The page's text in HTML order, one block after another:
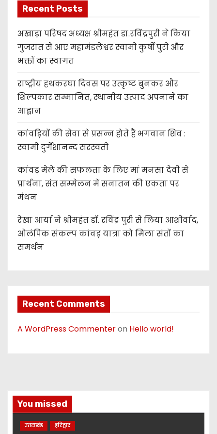
Recent Posts
अखाड़ा परिषद अध्यक्ष श्रीमहंत डा.रविंद्रपुरी ने किया
गुजरात से आए महामंडलेश्वर स्वामी कुर्षी पुरी और
भक्तों का स्वागत
राष्ट्रीय हथकरघा दिवस पर उत्कृष्ट बुनकर और
शिल्पकार सम्मानित, स्थानीय उत्पाद अपनाने का
आह्वान
कांवड़ियों की सेवा से प्रसन्न होते हैं भगवान शिव :
स्वामी दुर्गेशानन्द सरस्वती
कांवड़ मेले की सफलता के लिए मां मनसा देवी से
प्रार्थना, संत सम्मेलन में सनातन की एकता पर
मंथन
रेखा आर्या ने श्रीमहंत डॉ. रविंद्र पुरी से लिया आशीर्वाद,
ओलंपिक संकल्प कांवड़ यात्रा को मिला संतों का
समर्थन
Recent Comments
A WordPress Commenteron Hello world!
You missed
उत्तराखंड हरिद्वार